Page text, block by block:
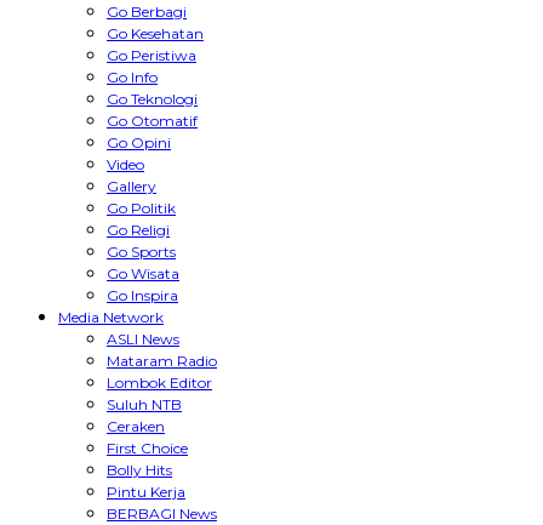
Go Berbagi
Go Kesehatan
Go Peristiwa
Go Info
Go Teknologi
Go Otomatif
Go Opini
Video
Gallery
Go Politik
Go Religi
Go Sports
Go Wisata
Go Inspira
Media Network
ASLI News
Mataram Radio
Lombok Editor
Suluh NTB
Ceraken
First Choice
Bolly Hits
Pintu Kerja
BERBAGI News